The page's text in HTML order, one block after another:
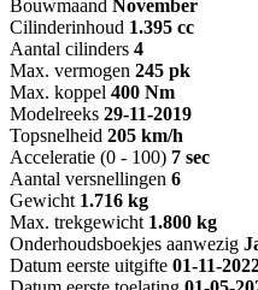
Bouwmaand November
Cilinderinhoud 1.395 cc
Aantal cilinders 4
Max. vermogen 245 pk
Max. koppel 400 Nm
Modelreeks 29-11-2019
Topsnelheid 205 km/h
Acceleratie (0 - 100) 7 sec
Aantal versnellingen 6
Gewicht 1.716 kg
Max. trekgewicht 1.800 kg
Onderhoudsboekjes aanwezig
Datum eerste uitgifte 01-11-